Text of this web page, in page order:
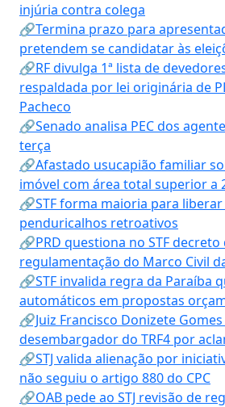
injúria contra colega
🔗Termina prazo para
pretendem se candidatar às
🔗RF divulga 1ª lista de
respaldada por lei originária de
Pacheco
🔗Senado analisa PEC dos
terça
🔗Afastado usucapião familiar
imóvel com área total superior a
🔗STF forma maioria para
penduricalhos retroativos
🔗PRD questiona no STF
regulamentação do Marco Civil
🔗STF invalida regra da Paraíba
automáticos em propostas
🔗Juiz Francisco Donizete
desembargador do TRF4 por
🔗STJ valida alienação por
não seguiu o artigo 880 do CPC
🔗OAB pede ao STJ revisão de